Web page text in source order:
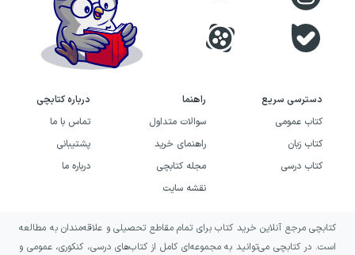
دسترسی سریع
کتاب عمومی
کتاب زبان
کتاب درسی
راهنما
سوالات متداول
راهنمای خرید
مجله کتابچی
نقشه سایت
درباره کتابچی
تماس با ما
پشتیبانی
درباره ما
کتابچی مرجع آنلاین خرید کتاب برای تمام مقاطع تحصیلی و علاقه‌مندان به مطالعه
است. در کتابچی می‌توانید به مجموعه‌ای کامل از کتاب‌های درسی، کنکوری، عمومی و